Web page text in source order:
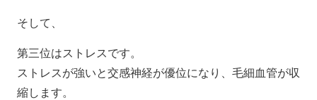
そして、
第三位はストレスです。
ストレスが強いと交感神経が優位になり、毛細血管が収
縮します。